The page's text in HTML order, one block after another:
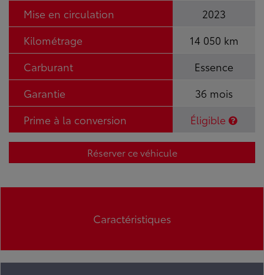
Mise en circulation
2023
Kilométrage
14 050 km
Carburant
Essence
Garantie
36 mois
Prime à la conversion
Éligible
Réserver ce véhicule
Caractéristiques